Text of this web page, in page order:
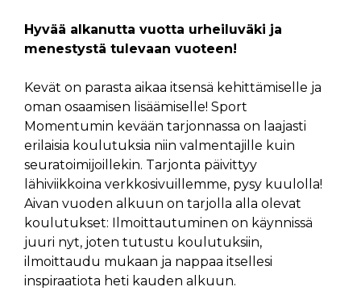
Hyvää alkanutta vuotta urheiluväki ja
menestystä tulevaan vuoteen!
Kevät on parasta aikaa itsensä kehittämiselle ja
oman osaamisen lisäämiselle! Sport
Momentumin kevään tarjonnassa on laajasti
erilaisia koulutuksia niin valmentajille kuin
seuratoimijoillekin. Tarjonta päivittyy
lähiviikkoina verkkosivuillemme, pysy kuulolla!
Aivan vuoden alkuun on tarjolla alla olevat
koulutukset: Ilmoittautuminen on käynnissä
juuri nyt, joten tutustu koulutuksiin,
ilmoittaudu mukaan ja nappaa itsellesi
inspiraatiota heti kauden alkuun.